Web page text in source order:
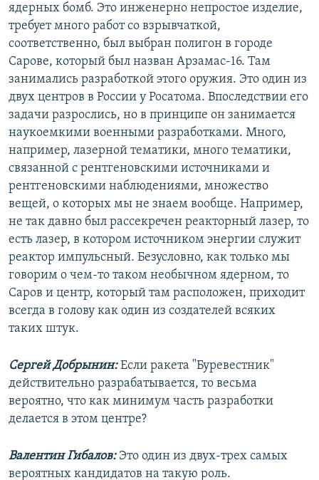
ядерных бомб. Это инженерно непростое изделие,
требует много работ со взрывчаткой,
соответственно, был выбран полигон в городе
Сарове, который был назван Арзамас-16. Там
занимались разработкой этого оружия. Это один из
двух центров в России у Росатома. Впоследствии его
задачи разрослись, но в принципе он занимается
наукоемкими военными разработками. Много,
например, лазерной тематики, много тематики,
связанной с рентгеновскими источниками и
рентгеновскими наблюдениями, множество
вещей, о которых мы не знаем вообще. Например,
не так давно был рассекречен реакторный лазер, то
есть лазер, в котором источником энергии служит
реактор импульсный. Безусловно, как только мы
говорим о чем-то таком необычном ядерном, то
Саров и центр, который там расположен, приходит
всегда в голову как один из создателей всяких
таких штук.
Сергей Добрынин:Если ракета "Буревестник"
действительно разрабатывается, то весьма
вероятно, что как минимум часть разработки
делается в этом центре?
Валентин Гибалов:Это один из двух-трех самых
вероятных кандидатов на такую роль.